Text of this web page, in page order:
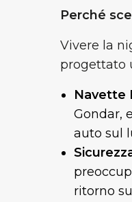
Perché
Vivere la
progettato
Navette
Gondar,
auto sul
ritorno